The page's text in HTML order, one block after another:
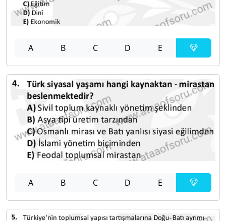
A B C D E
A B C D E